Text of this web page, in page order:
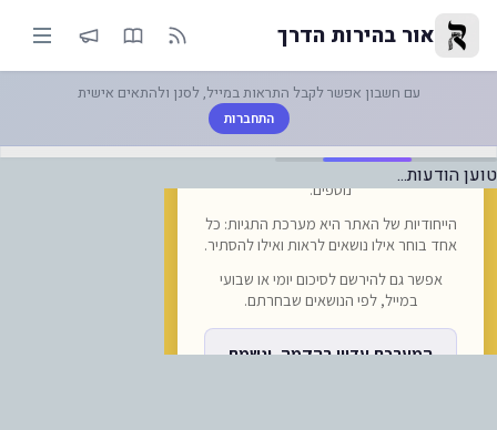
|-כיצד נמכרים כרטיסי רכבת
אור בהירות הדרך
עם חשבון אפשר לקבל התראות במייל, לסנן ולהתאים אישית
התחברות
טוען הודעות...